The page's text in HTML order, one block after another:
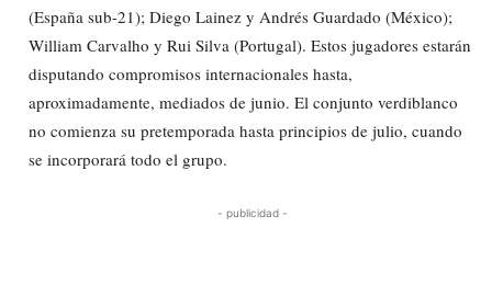
(España sub-21); Diego Lainez y Andrés Guardado (México);
William Carvalho y Rui Silva (Portugal). Estos jugadores estarán
disputando compromisos internacionales hasta,
aproximadamente, mediados de junio. El conjunto verdiblanco
no comienza su pretemporada hasta principios de julio, cuando
se incorporará todo el grupo.
- publicidad -